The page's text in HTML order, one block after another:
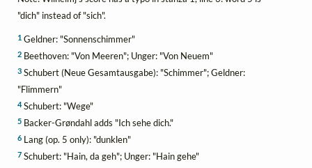
"dich" instead of "sich".
1 Geldner: "Sonnenschimmer"
2 Beethoven: "Von Meeren"; Unger: "Von Neuem"
3 Schubert (Neue Gesamtausgabe): "Schimmer"; Geldner:
"Flimmern"
4Schubert: "Wege"
5 Backer-Grøndahl adds "Ich sehe dich."
6 Lang (op. 5 only): "dunklen"
7 Schubert: "Hain, da geh"; Unger: "Hain gehe"